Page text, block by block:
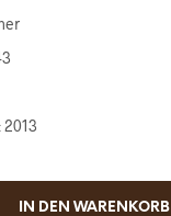
IN DEN WARENKORB